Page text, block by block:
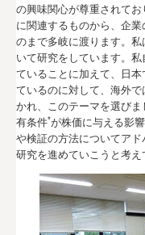
の興味関心が尊重されて
に関連するものから、企
のまで多岐に渡ります。
いて研究をしています。
ていることに加えて、日
ているのに対して、海外
かれ、このテーマを選び
有条件*が株価に与える影
や検証の方法についてア
研究を進めていこうと考え